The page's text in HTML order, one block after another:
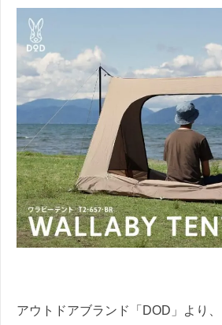
アウトドアブランド「DOD」より